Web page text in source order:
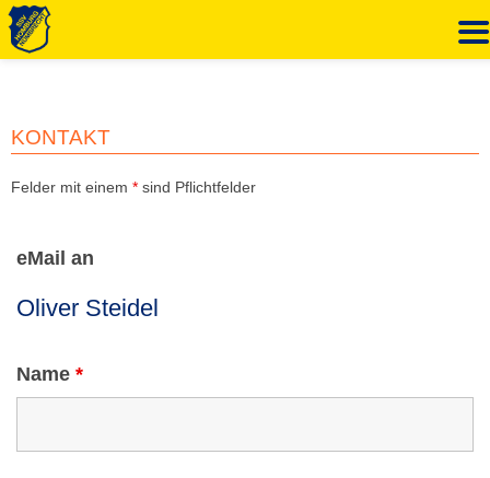
springen
KONTAKT
Felder mit einem * sind Pflichtfelder
eMail an
Name *